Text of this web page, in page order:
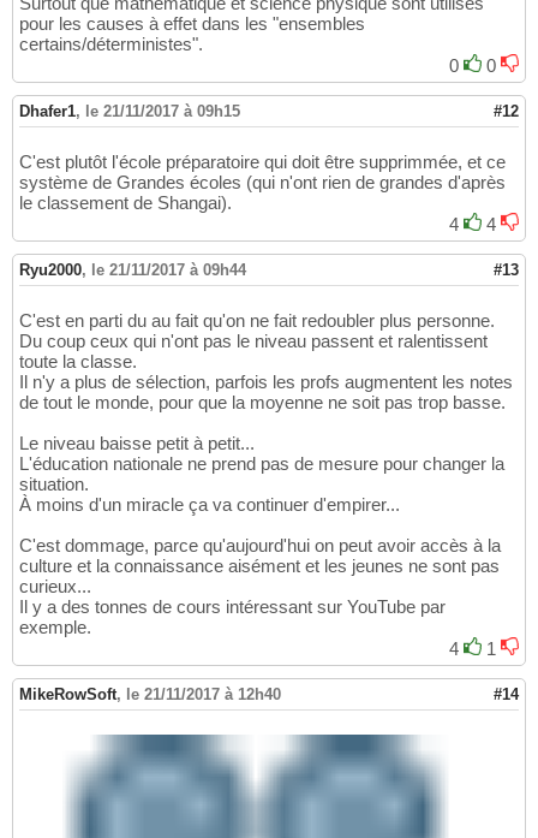
pour les causes à effet dans les "ensembles
certains/déterministes".
0
0
Dhafer1, le 21/11/2017 à 09h15 #12
C'est plutôt l'école préparatoire qui doit être supprimmée, et ce
système de Grandes écoles (qui n'ont rien de grandes d'après
le classement de Shangai).
4
4
Ryu2000, le 21/11/2017 à 09h44 #13
C'est en parti du au fait qu'on ne fait redoubler plus personne.
Du coup ceux qui n'ont pas le niveau passent et ralentissent
toute la classe.
Il n'y a plus de sélection, parfois les profs augmentent les notes
de tout le monde, pour que la moyenne ne soit pas trop basse.
Le niveau baisse petit à petit...
L'éducation nationale ne prend pas de mesure pour changer la
situation.
À moins d'un miracle ça va continuer d'empirer...
C'est dommage, parce qu'aujourd'hui on peut avoir accès à la
culture et la connaissance aisément et les jeunes ne sont pas
curieux...
Il y a des tonnes de cours intéressant sur YouTube par
exemple.
4
1
MikeRowSoft, le 21/11/2017 à 12h40 #14